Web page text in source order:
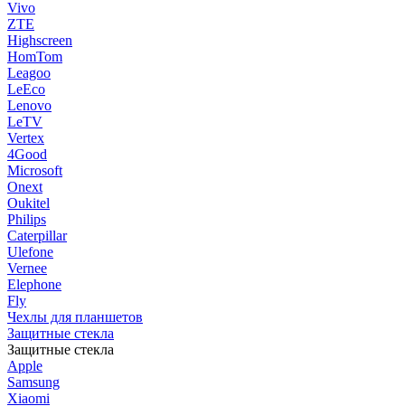
Vivo
ZTE
Highscreen
HomTom
Leagoo
LeEco
Lenovo
LeTV
Vertex
4Good
Microsoft
Onext
Oukitel
Philips
Caterpillar
Ulefone
Vernee
Elephone
Fly
Чехлы для планшетов
Защитные стекла
Защитные стекла
Apple
Samsung
Xiaomi